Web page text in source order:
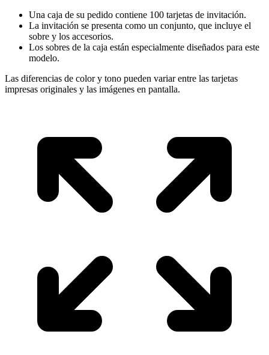
Una caja de su pedido contiene 100 tarjetas de invitación.
La invitación se presenta como un conjunto, que incluye el
sobre y los accesorios.
Los sobres de la caja están especialmente diseñados para este
modelo.
Las diferencias de color y tono pueden variar entre las tarjetas
impresas originales y las imágenes en pantalla.